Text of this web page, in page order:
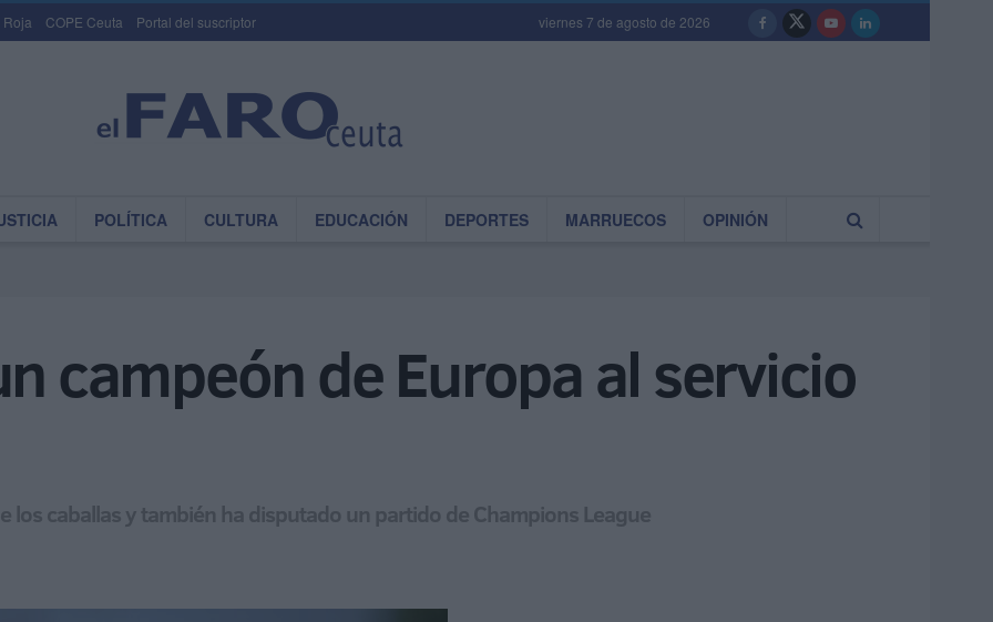
Roja COPE Ceuta Portal del suscriptor viernes 7 de agosto de 2026
POLÍTICA CULTURA EDUCACIÓN DEPORTES MARRUECOS OPINIÓN
campeón de Europa al servicio
los caballas y también ha disputado un partido de Champions League